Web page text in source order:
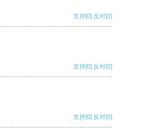
支持[0] 反对[0]
支持[0] 反对[0]
支持[0] 反对[0]